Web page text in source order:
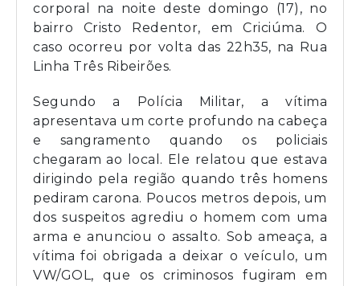
corporal na noite deste domingo (17), no
bairro Cristo Redentor, em Criciúma. O
caso ocorreu por volta das 22h35, na Rua
Linha Três Ribeirões.
Segundo a Polícia Militar, a vítima
apresentava um corte profundo na cabeça
e sangramento quando os policiais
chegaram ao local. Ele relatou que estava
dirigindo pela região quando três homens
pediram carona. Poucos metros depois, um
dos suspeitos agrediu o homem com uma
arma e anunciou o assalto. Sob ameaça, a
vítima foi obrigada a deixar o veículo, um
VW/GOL, que os criminosos fugiram em